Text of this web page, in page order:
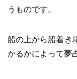
うものです。
船の上から船着き
かるかによって夢